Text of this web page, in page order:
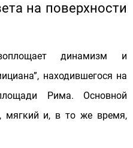
на поверхности
динамизм и
находившегося на
Рима. Основной
мягкий и, в то же время,